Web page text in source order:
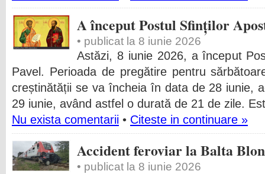
A început Postul Sfinților
• publicat la 8 iunie 2026
Astăzi, 8 iunie 2026, a început
Pavel. Perioada de pregătire pentru
creștinătății se va încheia în data de 28 iunie,
29 iunie, având astfel o durată de 21 de zile.
Nu exista comentarii • Citeste in continuare »
Accident feroviar la Balta
• publicat la 8 iunie 2026